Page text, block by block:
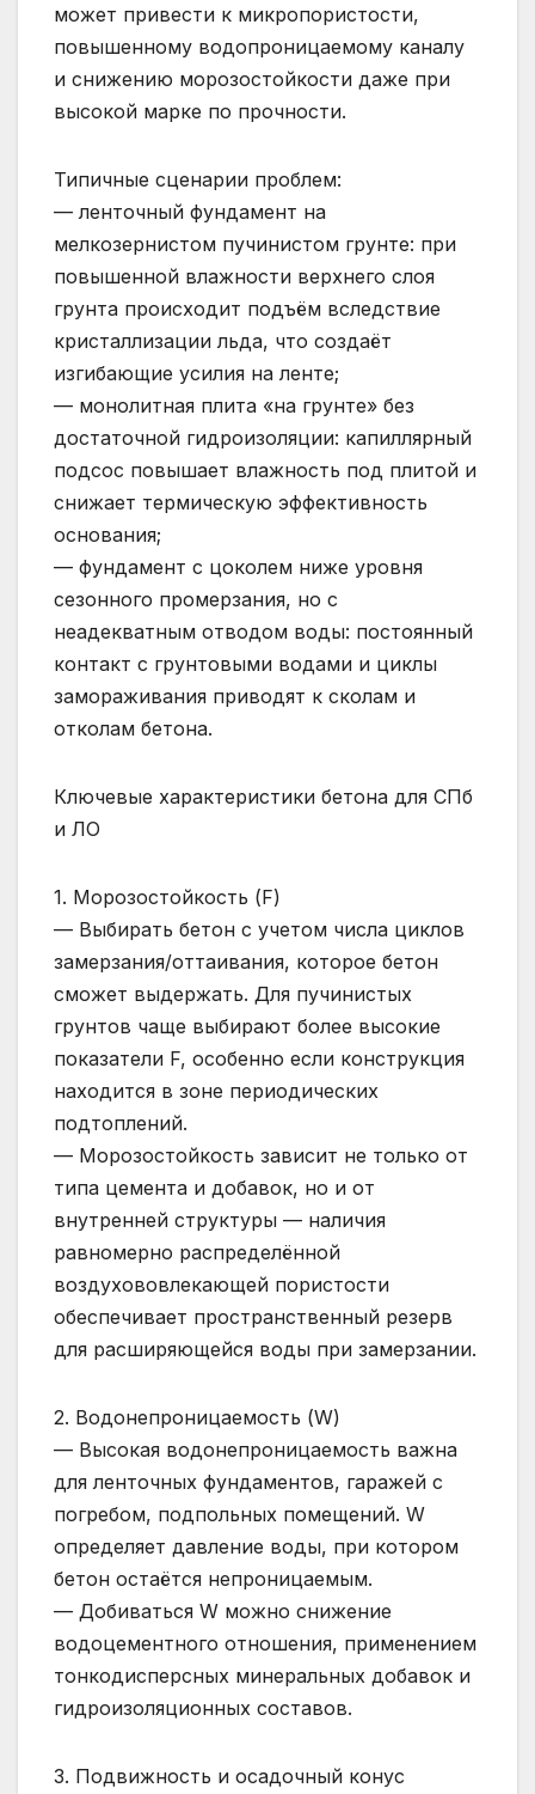
может привести к микропористости,
повышенному водопроницаемому каналу
и снижению морозостойкости даже при
высокой марке по прочности.
Типичные сценарии проблем:
— ленточный фундамент на
мелкозернистом пучинистом грунте: при
повышенной влажности верхнего слоя
грунта происходит подъём вследствие
кристаллизации льда, что создаёт
изгибающие усилия на ленте;
— монолитная плита «на грунте» без
достаточной гидроизоляции: капиллярный
подсос повышает влажность под плитой и
снижает термическую эффективность
основания;
— фундамент с цоколем ниже уровня
сезонного промерзания, но с
неадекватным отводом воды: постоянный
контакт с грунтовыми водами и циклы
замораживания приводят к сколам и
отколам бетона.
Ключевые характеристики бетона для СПб
и ЛО
1. Морозостойкость (F)
— Выбирать бетон с учетом числа циклов
замерзания/оттаивания, которое бетон
сможет выдержать. Для пучинистых
грунтов чаще выбирают более высокие
показатели F, особенно если конструкция
находится в зоне периодических
подтоплений.
— Морозостойкость зависит не только от
типа цемента и добавок, но и от
внутренней структуры — наличия
равномерно распределённой
воздухововлекающей пористости
обеспечивает пространственный резерв
для расширяющейся воды при замерзании.
2. Водонепроницаемость (W)
— Высокая водонепроницаемость важна
для ленточных фундаментов, гаражей с
погребом, подпольных помещений. W
определяет давление воды, при котором
бетон остаётся непроницаемым.
— Добиваться W можно снижение
водоцементного отношения, применением
тонкодисперсных минеральных добавок и
гидроизоляционных составов.
3. Подвижность и осадочный конус